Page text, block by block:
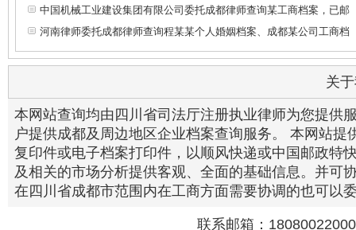
中国机械工业建设集团有限公司委托成都律师查询某工商档案，已邮
河南律师委托成都律师查询程某某个人婚姻档案、成都某公司工商档
关
本网站查询均由四川省司法厅注册执业律师为您提供
户提供成都及周边地区企业档案查询服务。 本网站
复印件或电子档案打印件，以顺风快递或中国邮政特
及相关的市场分析提供客观、全面的基础信息。并可
在四川省成都市范围内在工商方面需要协调的也可以
联系邮箱：